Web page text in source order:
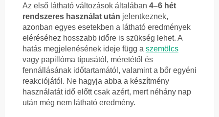
Az első látható változások általában 4–6 hét
rendszeres használat után jelentkeznek,
azonban egyes esetekben a látható eredmények
eléréséhez hosszabb időre is szükség lehet. A
hatás megjelenésének ideje függ a szemölcs
vagy papillóma típusától, méretétől és
fennállásának időtartamától, valamint a bőr egyéni
reakciójától. Ne hagyja abba a készítmény
használatát idő előtt csak azért, mert néhány nap
után még nem látható eredmény.